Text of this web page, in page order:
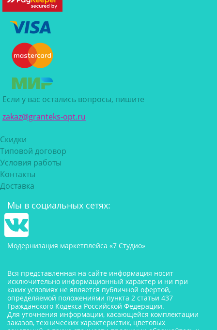
Если у вас остались вопросы, пишите
zakaz@granteks-opt.ru
Скидки
Типовой договор
Условия работы
Контакты
Доставка
Мы в социальных сетях:
Модернизация маркетплейса «7 Студио»
Вся представленная на сайте информация носит
исключительно информационный характер и ни при
каких условиях не является публичной офертой,
определяемой положениями пункта 2 статьи 437
Гражданского Кодекса Российской Федерации.
Для уточнения информации, касающейся комплектации
заказов, технических характеристик, цветовых